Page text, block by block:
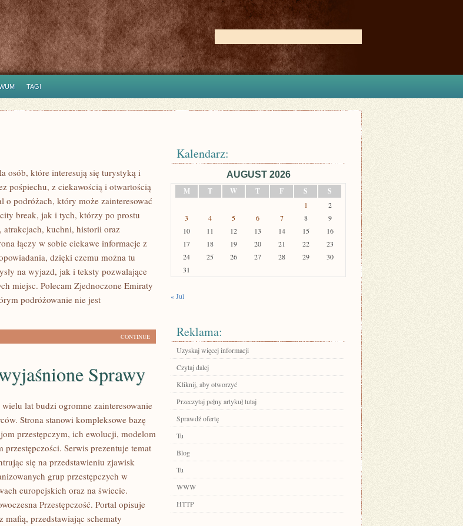
TAGI
osób, które interesują się turystyką i
pośpiechu, z ciekawością i otwartością
o podróżach, który może zainteresować
break, jak i tych, którzy po prostu
kuchni, historii oraz
łączy w sobie ciekawe informacje z
dzięki czemu można tu
na wyjazd, jak i teksty pozwalające
miejsc. Polecam Zjednoczone Emiraty
podróżowanie nie jest
CONTINUE
Sprawy
lat budzi ogromne zainteresowanie
Strona stanowi kompleksowe bazę
przestępczym, ich ewolucji, modelom
przestępczości. Serwis prezentuje temat
się na przedstawieniu zjawisk
grup przestępczych w
europejskich oraz na świecie.
Przestępczość. Portal opisuje
mafią, przedstawiając schematy
Kalendarz:
AUGUST 2026
M
T W T F S S
1
2
3
4 5 6 7 8
9
10
11 12 13 14 15
16
17
18 19 20 21 22
23
24
25 26 27 28 29
30
31
« Jul
Reklama:
Uzyskaj więcej informacji
Czytaj dalej
Kliknij, aby otworzyć
Przeczytaj pełny artykuł tutaj
Sprawdź ofertę
Tu
Blog
Tu
WWW
HTTP